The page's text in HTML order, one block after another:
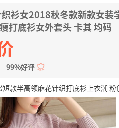
衫女2018秋冬款新款女
打底衫女外套头 卡其 均码
99%好评
款半高领麻花针织打底衫上衣潮